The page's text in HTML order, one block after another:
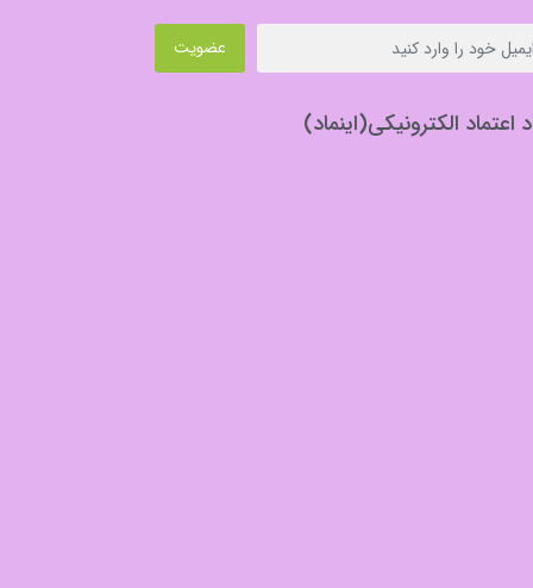
عضویت
اعتماد الکترونیکی(اینماد)